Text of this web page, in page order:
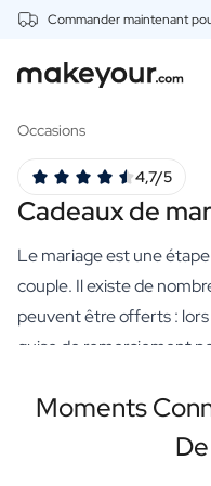
Commander maintenant
Boissons
Gin Personnalisé
Wodka Personnalisée
Rhum Personnalisé
Spritz Personnalisé
Vermouth Personnalisé
Tequila Personnalisée
Bières
Occasions
Cadeaux de
4,7/5
Le mariage est une
couple. Il existe de
peuvent être offerts :
guise de remerciement
pour indiquer le nom de
beaux moments de la
rires et de bonheur. Le
Moments